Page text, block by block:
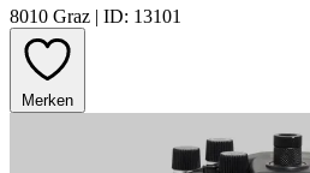
8010 Graz | ID: 13101
Merken